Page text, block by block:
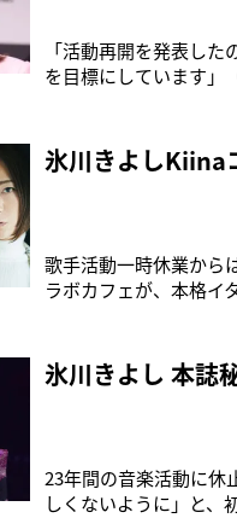
「活動再開を発表し
を目標にしています」
んは’22年大みそかの
その間は愛犬と過ごし
氷川きよしKiina
歌手活動一時休業から
ラボカフェが、本格イ
ついた雰囲気のゆっ
氷川きよし 本誌
23年間の音楽活動に休
しくないように」と、